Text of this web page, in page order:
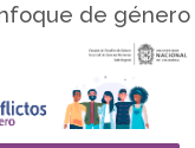
de género